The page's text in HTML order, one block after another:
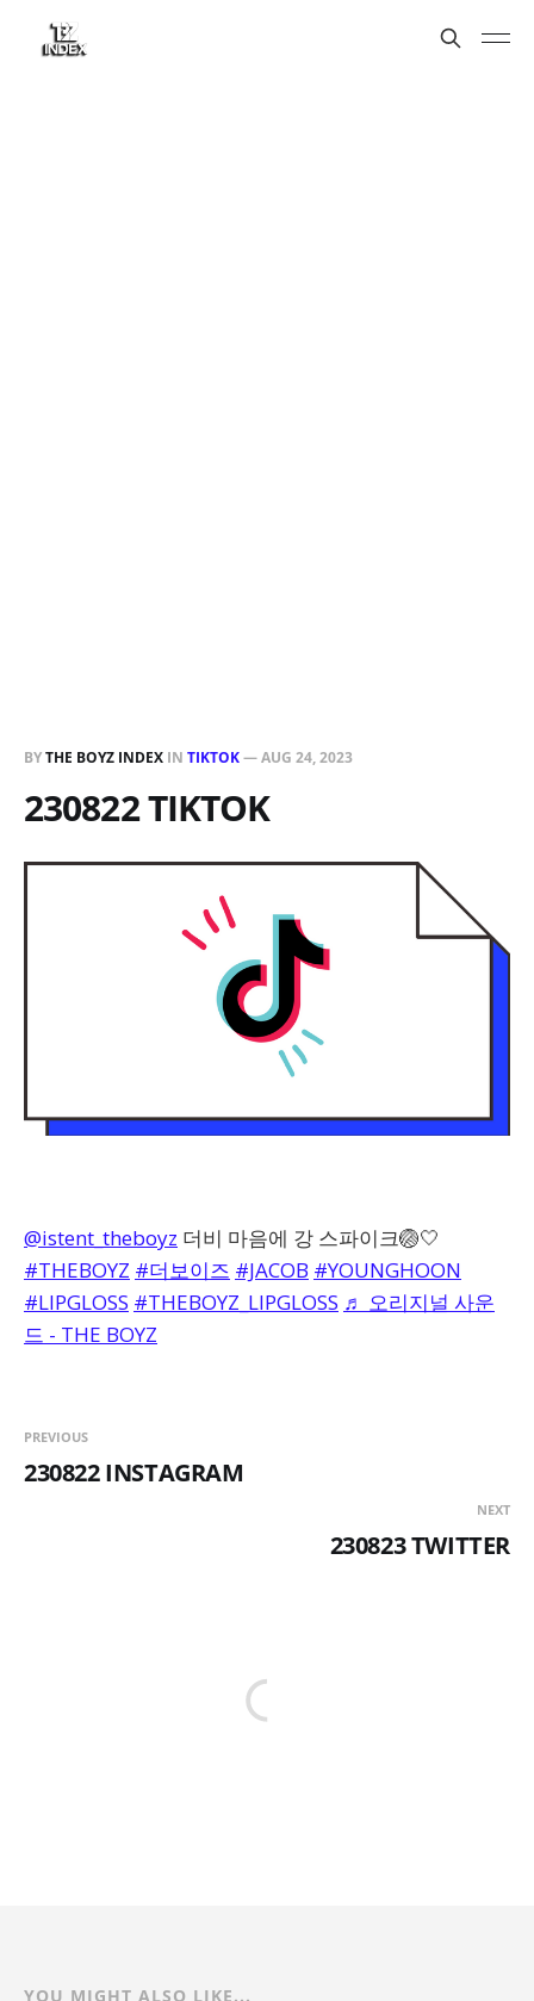
BYTHE BOYZ INDEX IN TIKTOK—AUG 24, 2023
230822 TIKTOK
@istent_theboyz 더비 마음에 강 스파이크🏐🤍
#THEBOYZ #더보이즈 #JACOB #YOUNGHOON
#LIPGLOSS #THEBOYZ_LIPGLOSS ♬ 오리지널 사운
드 - THE BOYZ
PREVIOUS
230822 INSTAGRAM
NEXT
230823 TWITTER
YOU MIGHT ALSO LIKE...